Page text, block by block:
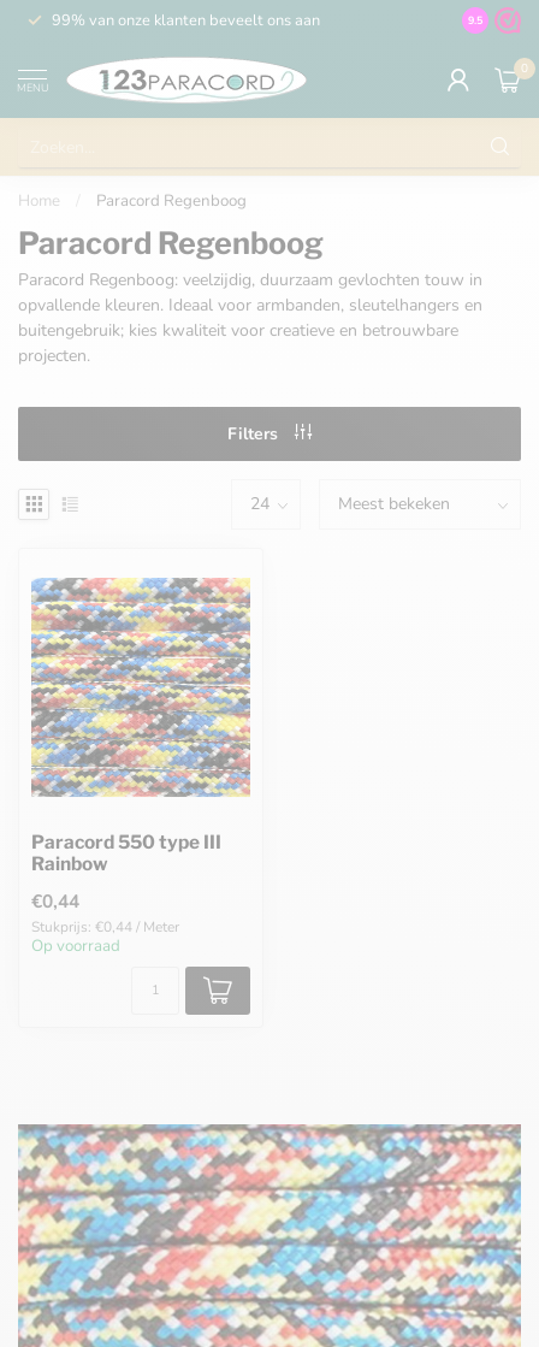
99% van onze klanten beveelt ons aan 100% de
9.5
MENU
0
Home Paracord Regenboog
Paracord Regenboog
Paracord Regenboog: veelzijdig, duurzaam gevlochten touw in
opvallende kleuren. Ideaal voor armbanden, sleutelhangers en
buitengebruik; kies kwaliteit voor creatieve en betrouwbare
projecten.
Filters
Paracord 550 type III
Rainbow
€0,44
Stukprijs: €0,44 / Meter
Op voorraad